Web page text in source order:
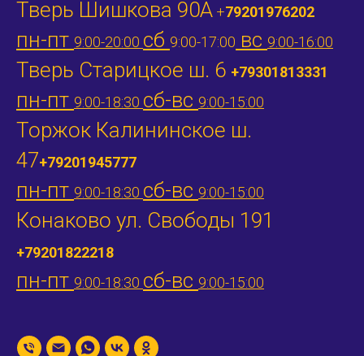
Тверь Шишкова 90А +79201976202
пн-пт 9:00-20:00 сб 9:00-17:00 вс 9:00-16:00
Тверь Старицкое ш. 6 +79301813331
пн-пт 9:00-18:30 сб-вс 9:00-15:00
Торжок Калининское ш.
47+79201945777
пн-пт 9:00-18:30 сб-вс 9:00-15:00
Конаково ул. Свободы 191
+79201822218
пн-пт 9:00-18:30 сб-вс 9:00-15:00